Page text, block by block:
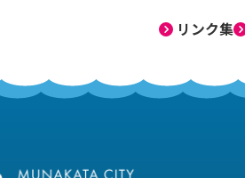
リンク集